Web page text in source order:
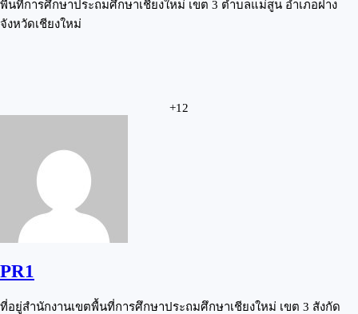
พื้นที่การศึกษาประถมศึกษาเชียงใหม่ เขต 3 ตำบลแม่สูน อำเภอฝาง
จังหวัดเชียงใหม่
+12
PR1
ที่อยู่สำนักงานเขตพื้นที่การศึกษาประถมศึกษาเชียงใหม่ เขต 3 สังกัด